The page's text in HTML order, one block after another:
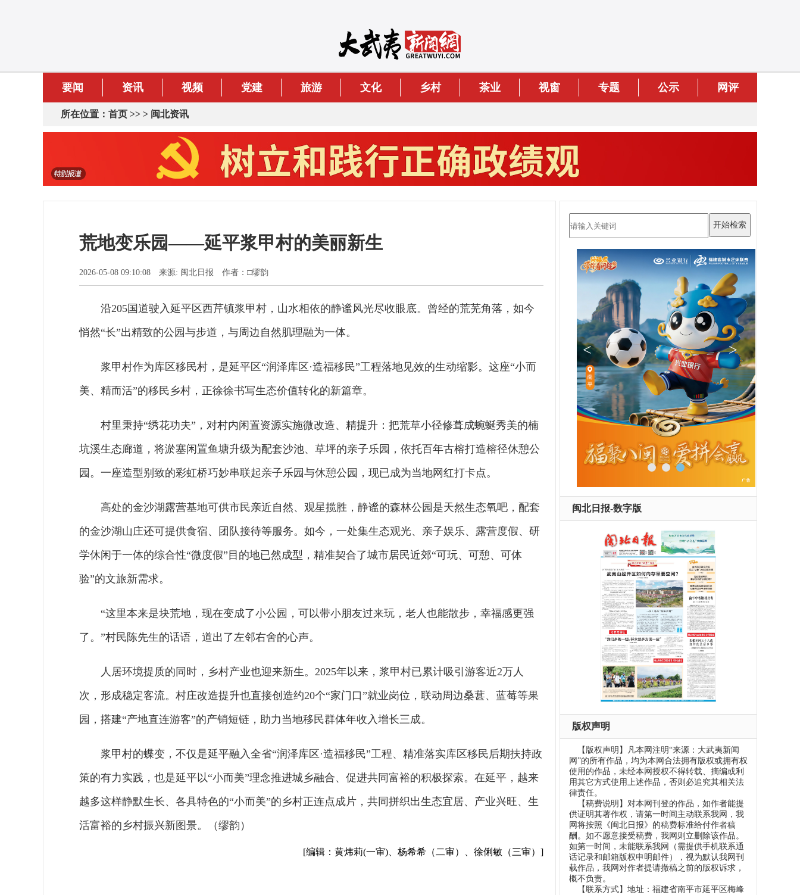
要闻 资讯 视频 党建 旅游 文化 乡村 茶业 视窗 专题 公示 网评
所在位置： 首页 >> > 闽北资讯
荒地变乐园——延平浆甲村的美丽新生
2026-05-08 09:10:08 来源: 闽北日报 作者：□缪韵
沿205国道驶入延平区西芹镇浆甲村，山水相依的静谧风光尽收眼底。曾经的荒芜角落，如今
悄然“长”出精致的公园与步道，与周边自然肌理融为一体。
浆甲村作为库区移民村，是延平区“润泽库区·造福移民”工程落地见效的生动缩影。这座“小而
美、精而活”的移民乡村，正徐徐书写生态价值转化的新篇章。
村里秉持“绣花功夫”，对村内闲置资源实施微改造、精提升：把荒草小径修葺成蜿蜒秀美的楠
坑溪生态廊道，将淤塞闲置鱼塘升级为配套沙池、草坪的亲子乐园，依托百年古榕打造榕径休憩公
园。一座造型别致的彩虹桥巧妙串联起亲子乐园与休憩公园，现已成为当地网红打卡点。
高处的金沙湖露营基地可供市民亲近自然、观星揽胜，静谧的森林公园是天然生态氧吧，配套
的金沙湖山庄还可提供食宿、团队接待等服务。如今，一处集生态观光、亲子娱乐、露营度假、研
学休闲于一体的综合性“微度假”目的地已然成型，精准契合了城市居民近郊“可玩、可憩、可体
验”的文旅新需求。
“这里本来是块荒地，现在变成了小公园，可以带小朋友过来玩，老人也能散步，幸福感更强
了。”村民陈先生的话语，道出了左邻右舍的心声。
人居环境提质的同时，乡村产业也迎来新生。2025年以来，浆甲村已累计吸引游客近2万人
次，形成稳定客流。村庄改造提升也直接创造约20个“家门口”就业岗位，联动周边桑葚、蓝莓等果
园，搭建“产地直连游客”的产销短链，助力当地移民群体年收入增长三成。
浆甲村的蝶变，不仅是延平融入全省“润泽库区·造福移民”工程、精准落实库区移民后期扶持政
策的有力实践，也是延平以“小而美”理念推进城乡融合、促进共同富裕的积极探索。在延平，越来
越多这样静默生长、各具特色的“小而美”的乡村正连点成片，共同拼织出生态宜居、产业兴旺、生
活富裕的乡村振兴新图景。（缪韵）
[编辑：黄炜莉(一审)、杨希希（二审）、徐俐敏（三审）]
闽北日报-数字版
版权声明
【版权声明】凡本网注明“来源：大武夷新闻
网”的所有作品，均为本网合法拥有版权或拥有权
使用的作品，未经本网授权不得转载、摘编或利
用其它方式使用上述作品，否则必追究其相关法
律责任。
【稿费说明】对本网刊登的作品，如作者能提
供证明其著作权，请第一时间主动联系我网，我
网将按照《闽北日报》的稿费标准给付作者稿
酬。如不愿意接受稿费，我网则立删除该作品。
如第一时间，未能联系我网（需提供手机联系通
话记录和邮箱版权申明邮件），视为默认我网刊
载作品，我网对作者提请撤稿之前的版权诉求，
概不负责。
【联系方式】地址：福建省南平市延平区梅峰